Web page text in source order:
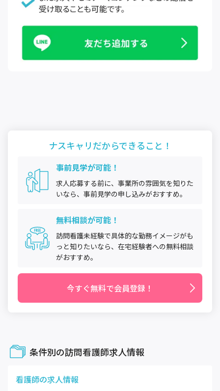
ナスキャリだからできること！
事前見学が可能！
求人応募する前に、事業所の雰囲気を知りた
いなら、事前見学の申し込みがおすすめ。
無料相談が可能！
訪問看護未経験で具体的な勤務イメージがも
っと知りたいなら、在宅経験者への無料相談
がおすすめ。
今すぐ無料で会員登録！
条件別の訪問看護師求人情報
看護師の求人情報